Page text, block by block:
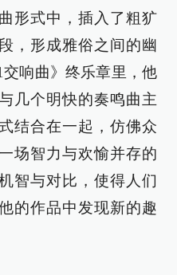
形式中，插入了粗犷
，形成雅俗之间的幽
响曲》终乐章里，他
几个明快的奏鸣曲主
结合在一起，仿佛众
场智力与欢愉并存的
智与对比，使得人们
的作品中发现新的趣